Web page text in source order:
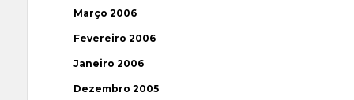
Março 2006
Fevereiro 2006
Janeiro 2006
Dezembro 2005